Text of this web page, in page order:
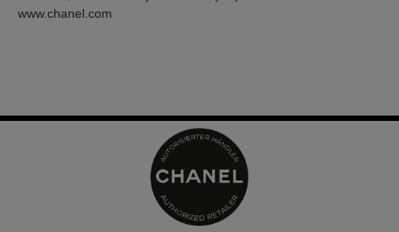
www.chanel.com